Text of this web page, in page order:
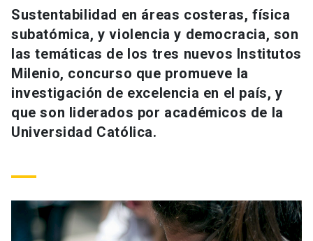
Información para keyboard_arrow_down
Futuros estudiantes
Estudiantes
Académicos
Alumni
Padres y familia
Go to english site
ACCESOS DIRECTOS
launch
Mi Cuenta UC launch
Mi Portal UC launch
Biblioteca launch
Sustentabilidad en áreas costeras, física
subatómica, y violencia y democracia, son
las temáticas de los tres nuevos Institutos
Milenio, concurso que promueve la
investigación de excelencia en el país, y
que son liderados por académicos de la
Universidad Católica.